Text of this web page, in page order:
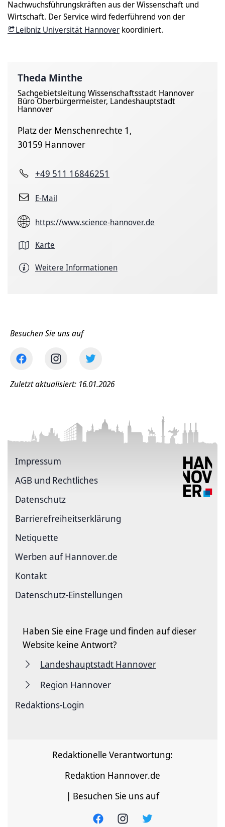
Nachwuchsführungskräften aus der Wissenschaft und
Wirtschaft. Der Service wird federführend von der
Leibniz Universität Hannover koordiniert.
Theda Minthe
Sachgebietsleitung Wissenschaftsstadt Hannover
Büro Oberbürgermeister, Landeshauptstadt
Hannover
Platz der Menschenrechte 1,
30159 Hannover
+49 511 16846251
E-Mail
https://www.science-hannover.de
Karte
Weitere Informationen
Besuchen Sie uns auf
Zuletzt aktualisiert: 16.01.2026
Impressum
AGB und Rechtliches
Datenschutz
Barriere­freiheits­erklärung
Netiquette
Werben auf Hannover.de
Kontakt
Datenschutz-Einstellungen
Haben Sie eine Frage und finden auf dieser
Website keine Antwort?
Landeshauptstadt Hannover
Region Hannover
Redaktions-Login
Redaktionelle Verantwortung:
Redaktion Hannover.de
| Besuchen Sie uns auf